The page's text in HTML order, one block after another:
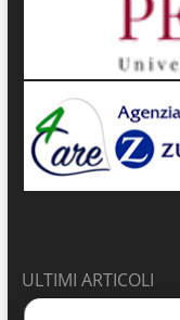
ULTIMI ARTICOLI